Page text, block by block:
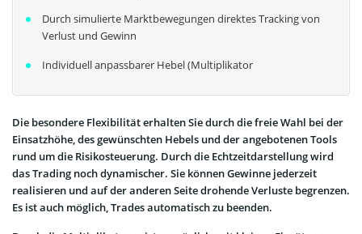
Durch simulierte Marktbewegungen direktes Tracking von
Verlust und Gewinn
Individuell anpassbarer Hebel (Multiplikator
Die besondere Flexibilität erhalten Sie durch die freie Wahl bei der
Einsatzhöhe, des gewünschten Hebels und der angebotenen Tools
rund um die Risikosteuerung. Durch die Echtzeitdarstellung wird
das Trading noch dynamischer. Sie können Gewinne jederzeit
realisieren und auf der anderen Seite drohende Verluste begrenzen.
Es ist auch möglich, Trades automatisch zu beenden.